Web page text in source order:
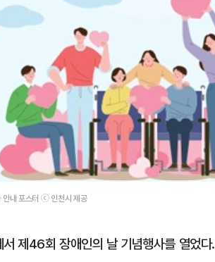
내 포스터 ⓒ 인천시 제공
제46회 장애인의 날 기념행사를 열었다.